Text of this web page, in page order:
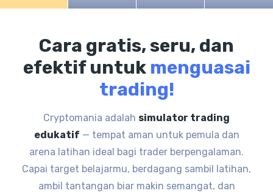
Cara gratis, seru, dan
efektif untukmenguasai
trading!
Cryptomania adalah simulator trading
edukatif — tempat aman untuk pemula dan
arena latihan ideal bagi trader berpengalaman.
Capai target belajarmu, berdagang sambil latihan,
ambil tantangan biar makin semangat, dan